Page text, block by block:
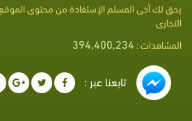
يحق لك أخى المسلم الإستفادة من محتوى
التجارى
المشاهدات : 394,400,234
تابعنا عبر :